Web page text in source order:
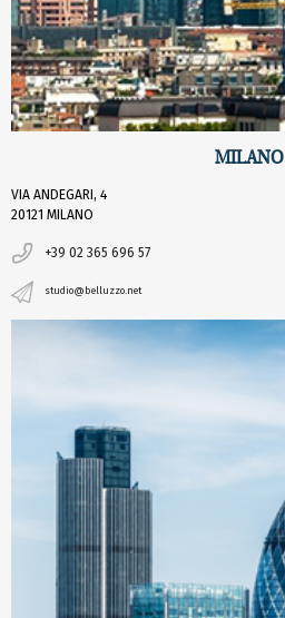
MILANO
VIA ANDEGARI, 4
20121 MILANO
+39 02 365 696 57
studio@belluzzo.net